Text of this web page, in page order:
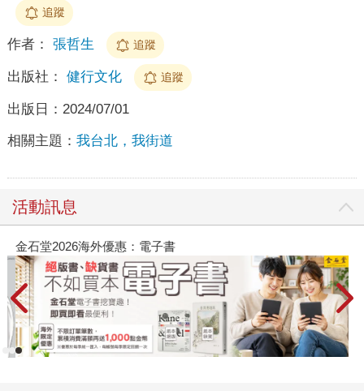
追蹤
作者： 張哲生 追蹤
出版社： 健行文化 追蹤
出版日： 2024/07/01
相關主題： 我台北，我街道
活動訊息
金石堂2026海外優惠：電子書